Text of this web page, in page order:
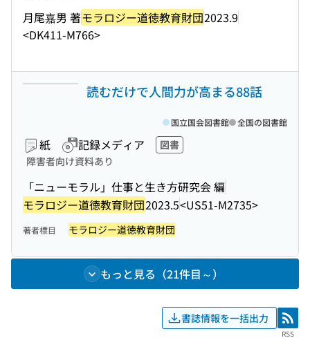
月尾嘉男 著モラロジー道徳教育財団2023.9
<DK411-M766>
読むだけで人間力が高まる88話
紙 記録メディア
図書
障害者向け資料あり
「ニューモラル」仕事と生き方研究会 編
モラロジー道徳教育財団2023.5<US51-M2735>
国立国会図書館 全国の図書館
著者標目 モラロジー道徳教育財団
もっと見る（21件目～）
書誌情報を一括出力 RSS
RSS